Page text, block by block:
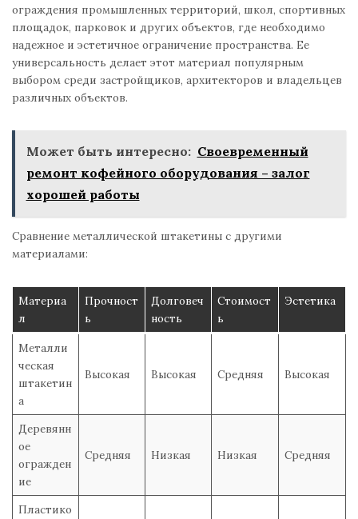
ограждения промышленных территорий, школ, спортивных
площадок, парковок и других объектов, где необходимо
надежное и эстетичное ограничение пространства. Ее
универсальность делает этот материал популярным
выбором среди застройщиков, архитекторов и владельцев
различных объектов.
Может быть интересно: Своевременный
ремонт кофейного оборудования – залог
хорошей работы
Сравнение металлической штакетины с другими
материалами:
Материа
л
Прочност
ь
Долговеч
ность
Стоимост
ь
Эстетика
Металли
ческая
штакетин
а
Высокая Высокая Средняя Высокая
Деревянн
ое
огражден
ие
Средняя Низкая Низкая Средняя
Пластико